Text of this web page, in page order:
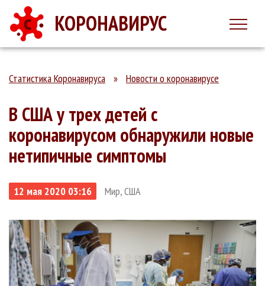
КОРОНАВИРУС
Статистика Коронавируса » Новости о коронавирусе
В США у трех детей с
коронавирусом обнаружили новые
нетипичные симптомы
12 мая 2020 03:16 Мир, США